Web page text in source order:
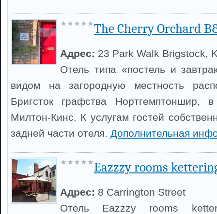
The Cherry Orchard
Адрес: 23 Park Walk Brigstock,
Отель типа «постель и
видом на загородную местность
Бригсток графства
Милтон-Кинс. К услугам гостей
задней части отеля. Дополнительная
Eazzzy rooms
Адрес: 8 Carrington Street
Отель Eazzzy rooms